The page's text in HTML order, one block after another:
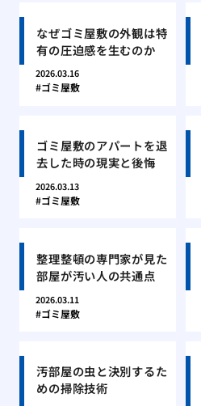
なぜゴミ屋敷の外観は特
有の圧迫感を生むのか
2026.03.16
ゴミ屋敷
ゴミ屋敷のアパートを退
去した時の現実と後悔
2026.03.13
ゴミ屋敷
整理整頓の専門家が見た
部屋が汚い人の共通点
2026.03.11
ゴミ屋敷
汚部屋の虫と決別するた
めの掃除技術